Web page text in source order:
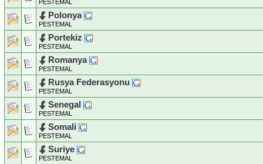
PESTEMAL
Polonya
PESTEMAL
Portekiz
PESTEMAL
Romanya
PESTEMAL
Rusya Federasyonu
PESTEMAL
Senegal
PESTEMAL
Somali
PESTEMAL
Suriye
PESTEMAL